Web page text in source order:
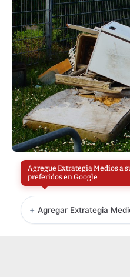
Agregue Extrategia Medios a
preferidos en Google
+ Agregar Extrategia